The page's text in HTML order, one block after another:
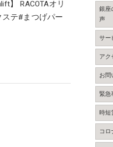
】 RACOTAオリ
テ#まつげパー
銀座
声
サー
アク
お問
緊急
時短
コロ